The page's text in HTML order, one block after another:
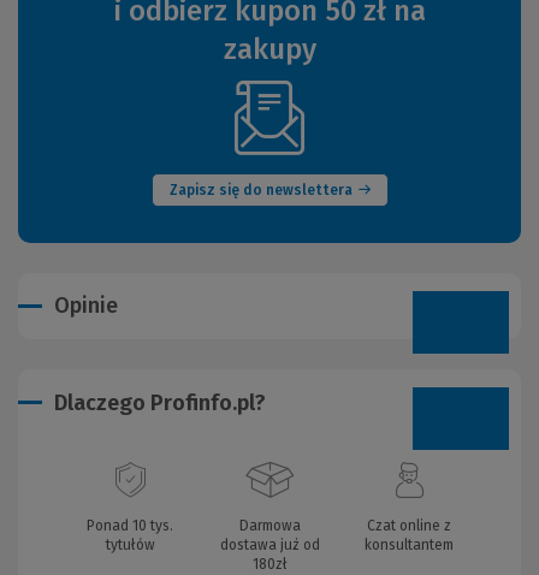
i odbierz kupon 50 zł na
zakupy
Zapisz się do newslettera
(Nowe
okno)
Opinie
Dlaczego Profinfo.pl?
Ponad 10 tys.
tytułów
Darmowa
dostawa już od
180zł
Czat online z
konsultantem